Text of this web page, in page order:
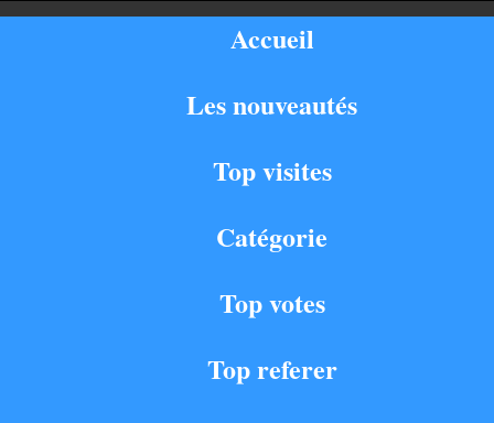
Accueil
Les nouveautés
Top visites
Catégorie
Top votes
Top referer